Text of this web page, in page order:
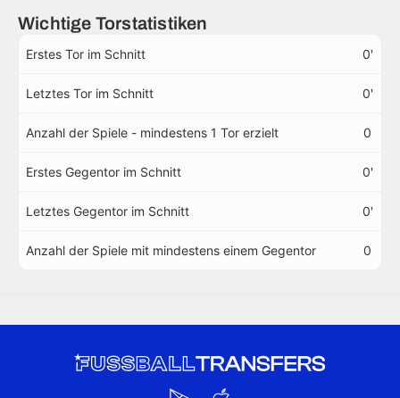
Wichtige Torstatistiken
Erstes Tor im Schnitt 0'
Letztes Tor im Schnitt 0'
Anzahl der Spiele - mindestens 1 Tor erzielt 0
Erstes Gegentor im Schnitt 0'
Letztes Gegentor im Schnitt 0'
Anzahl der Spiele mit mindestens einem Gegentor 0